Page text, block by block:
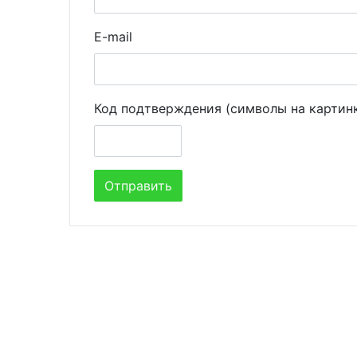
E-mail
Код подтверждения (символы на